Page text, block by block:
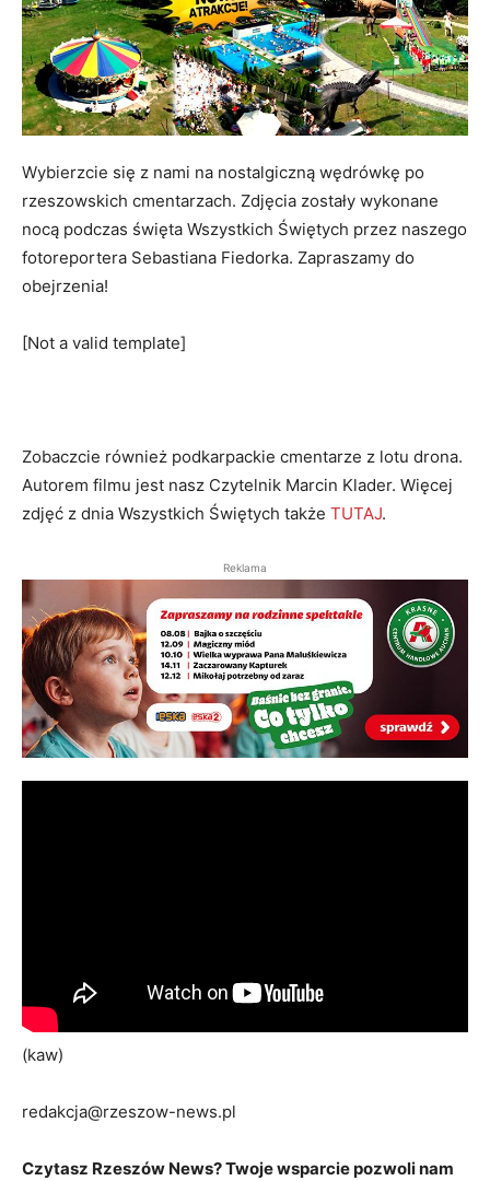
Wybierzcie się z nami na nostalgiczną wędrówkę po
rzeszowskich cmentarzach. Zdjęcia zostały wykonane
nocą podczas święta Wszystkich Świętych przez naszego
fotoreportera Sebastiana Fiedorka. Zapraszamy do
obejrzenia!
[Not a valid template]
Zobaczcie również podkarpackie cmentarze z lotu drona.
Autorem filmu jest nasz Czytelnik Marcin Klader. Więcej
zdjęć z dnia Wszystkich Świętych także TUTAJ.
Reklama
(kaw)
redakcja@rzeszow-news.pl
Czytasz Rzeszów News? Twoje wsparcie pozwoli nam